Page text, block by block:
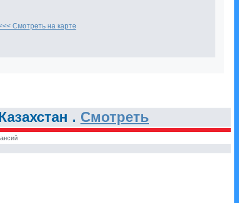
Смотреть на карте
. Смотреть